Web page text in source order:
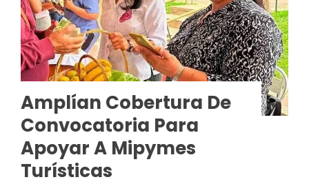
Amplían Cobertura De
Convocatoria Para
Apoyar A Mipymes
Turísticas